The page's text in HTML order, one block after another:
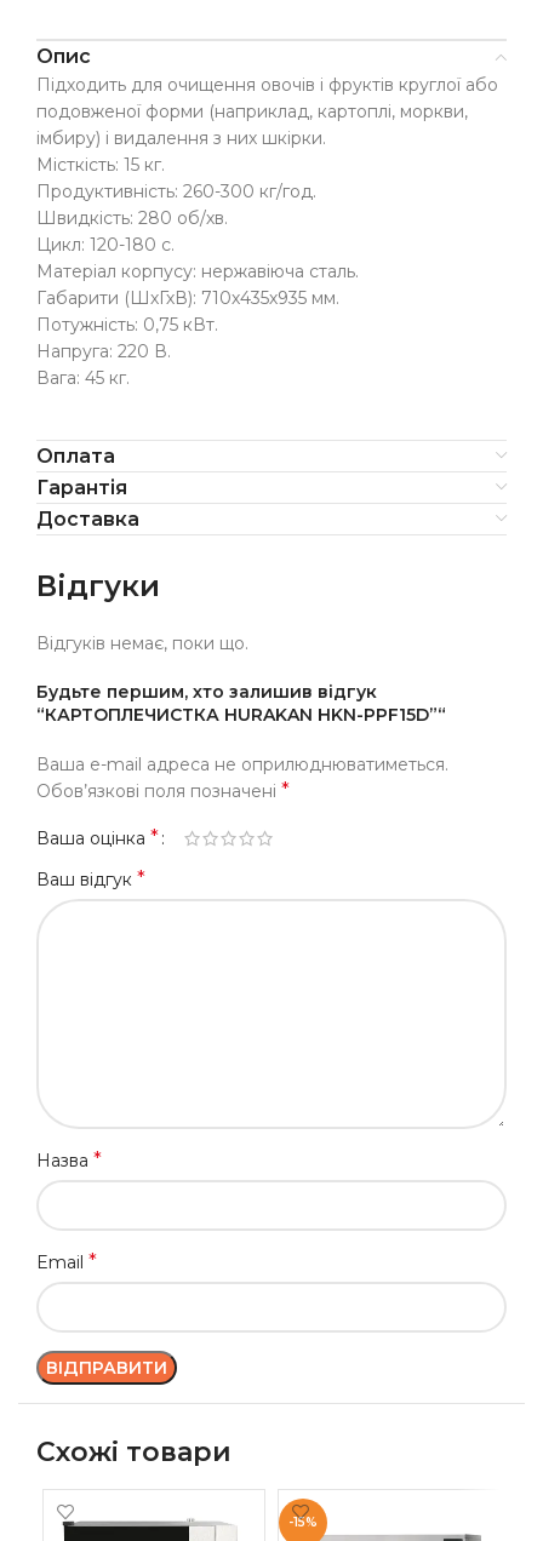
Опис
Підходить для очищення овочів і фруктів круглої або
подовженої форми (наприклад, картоплі, моркви,
імбиру) і видалення з них шкірки.
Місткість: 15 кг.
Продуктивність: 260-300 кг/год.
Швидкість: 280 об/хв.
Цикл: 120-180 с.
Матеріал корпусу: нержавіюча сталь.
Габарити (ШхГхВ): 710х435х935 мм.
Потужність: 0,75 кВт.
Напруга: 220 В.
Вага: 45 кг.
Оплата
Гарантія
Доставка
Відгуки
Відгуків немає, поки що.
Будьте першим, хто залишив відгук
“КАРТОПЛЕЧИСТКА HURAKAN HKN-PPF15D”“
Ваша e-mail адреса не оприлюднюватиметься.
Обов’язкові поля позначені *
Ваша оцінка *
Ваш відгук *
Назва *
Email *
Схожі товари
-15%